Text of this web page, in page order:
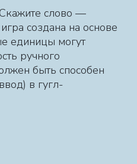
слово —
создана на основе
единицы могут
ручного
быть способен
в гугл-